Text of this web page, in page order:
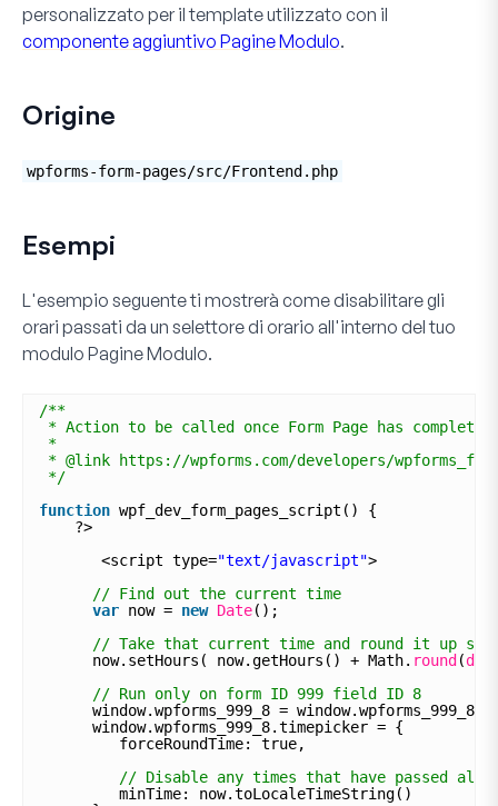
personalizzato per il template utilizzato con il
componente aggiuntivo Pagine Modulo.
Origine
wpforms-form-pages/src/Frontend.php
Esempi
L'esempio seguente ti mostrerà come disabilitare gli
orari passati da un selettore di orario all'interno del tuo
modulo Pagine Modulo.
/**
* Action to be called once Form Page has
*
* @link https://wpforms.com/developers/
*/
function wpf_dev_form_pages_script() {
?>
<script type="text/javascript">
// Find out the current time
var now = new Date();
// Take that current time and round it up so
now.setHours( now.getHours() + Math. round(
// Run only on form ID 999 field ID 8
window.wpforms_999_8 =
window.wpforms_999_8.timepicker = {
forceRoundTime: true,
// Disable any times that have passed
minTime: now.toLocaleTimeString()